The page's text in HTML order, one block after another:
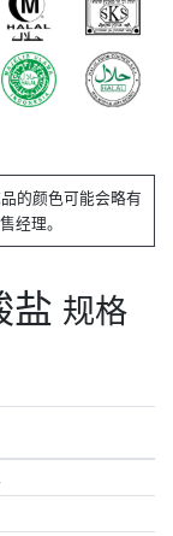
的颜色可能会略有
经理。
盐 规格